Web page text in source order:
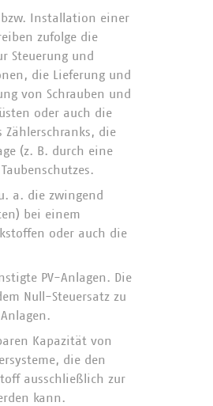
Installation einer
zufolge die
Steuerung und
die Lieferung und
von Schrauben und
oder auch die
Zählerschranks, die
(z. B. durch eine
a. die zwingend
bei einem
oder auch die
PV-Anlagen. Die
Null-Steuersatz zu
Kapazität von
die den
ausschließlich zur
kann.